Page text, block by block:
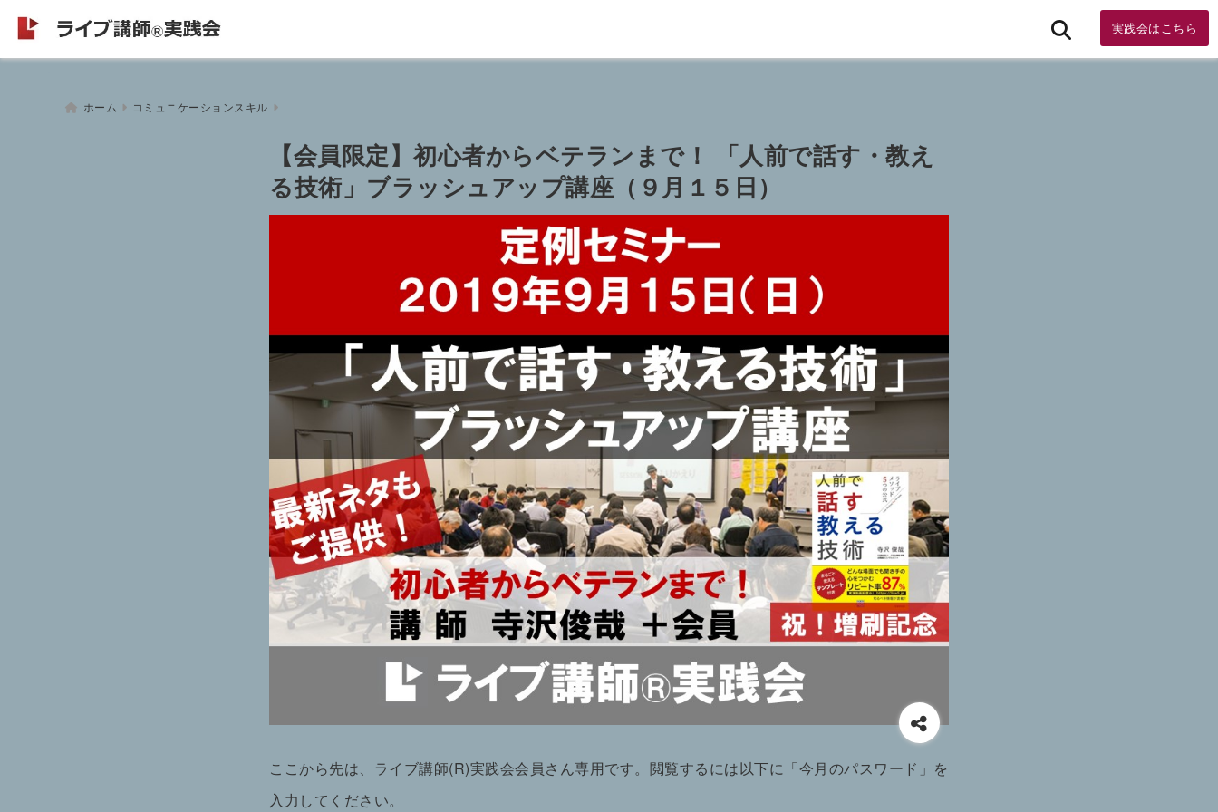
実践会はこちら
ホーム コミュニケーションスキル
【会員限定】初心者からベテランまで！ 「人前で話す・教え
る技術」ブラッシュアップ講座（９月１５日）
ここから先は、ライブ講師(R)実践会会員さん専用です。閲覧するには以下に「今月のパスワード」を
入力してください。